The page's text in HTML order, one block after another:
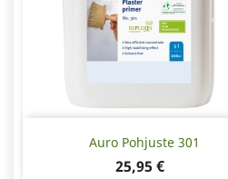
Auro Pohjuste 301
Hinta
25,95 €